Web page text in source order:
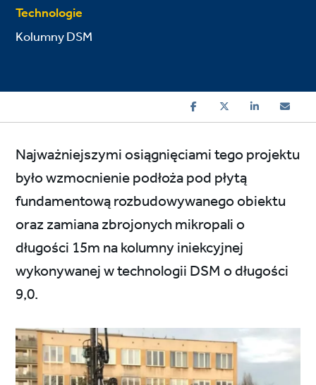
Technologie
Kolumny DSM
Najważniejszymi osiągnięciami tego projektu
było wzmocnienie podłoża pod płytą
fundamentową rozbudowywanego obiektu
oraz zamiana zbrojonych mikropali o
długości 15m na kolumny iniekcyjnej
wykonywanej w technologii DSM o długości
9,0.